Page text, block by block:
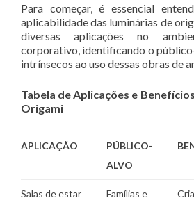
Para começar, é essencial
aplicabilidade das luminárias de
diversas aplicações no
corporativo, identificando o
intrínsecos ao uso dessas obras de
Tabela de Aplicações e
Origami
APLICAÇÃO
PÚBLICO-
ALVO
Salas de estar
Famílias e